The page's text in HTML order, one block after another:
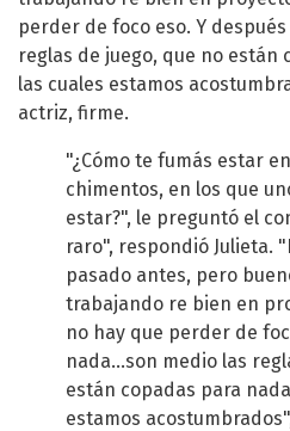
perder de foco eso. Y
reglas de juego, que no están
las cuales estamos
actriz, firme.
"¿Cómo te fumás estar
chimentos, en los que
estar?", le preguntó el
raro", respondió Julieta.
pasado antes, pero
trabajando re bien en
no hay que perder de
nada...son medio las
están copadas para
estamos